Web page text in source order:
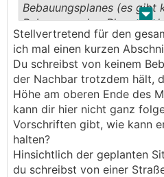
Natürlich wird man vor all
zunächst ein Gespräch
was einem nicht gefällt.
was eigentlich rechtlich
(Ortsbildgutachten
was man vorhat, wenn all
Baubehörde negiert und
wird.;
. .
Bebauungsplanes (es gibt
Bebauungsplan-Plan,
in dem Größe und Höhe
Bauweise beschrieben
Stellvertretend für den
ich mal einen kurzen
Du schreibst von keinem
der Nachbar trotzdem hält,
Höhe am oberen Ende des
kann dir hier nicht ganz
Vorschriften gibt, wie kann
halten?
Hinsichtlich der geplanten
du schreibst von einer